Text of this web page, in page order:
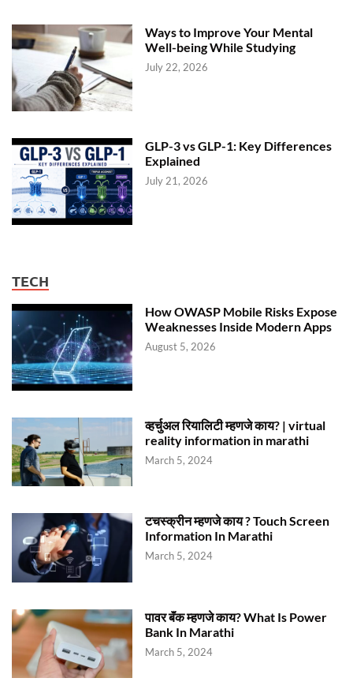
Ways to Improve Your Mental
Well-being While Studying
July 22, 2026
GLP-3 vs GLP-1: Key Differences
Explained
July 21, 2026
TECH
How OWASP Mobile Risks Expose
Weaknesses Inside Modern Apps
August 5, 2026
व्हर्चुअल रियालिटी म्हणजे काय? | virtual
reality information in marathi
March 5, 2024
टचस्क्रीन म्हणजे काय ? Touch Screen
Information In Marathi
March 5, 2024
पावर बॅंक म्हणजे काय? What Is Power
Bank In Marathi
March 5, 2024